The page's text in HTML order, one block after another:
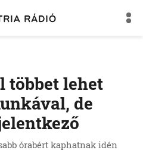
többet lehet
de
órabért kaphatnak idén